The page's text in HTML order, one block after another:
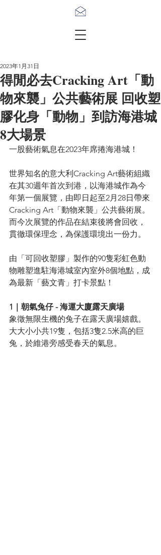
得閒必去Cracking Art「動
物來襲」公共藝術展 回收塑
膠化身「動物」到訪海港城
8大場景
2023年1月31日
一股藝術氣息在2023年席捲海港城！
世界知名的意大利Cracking Art藝術組織
在其30週年首次到港，以海港城作為今
年第一個展覽，由即日起至2月28日帶來
Cracking Art「動物來襲」公共藝術展。
而今次展覽的作品在結束後將會回收，
貫徹環保理念，為保護環境出一份力。
由「可回收塑膠」製作的90隻彩虹色動
物雕塑進駐海港城室內室外8個地點，成
為最新「藝文青」打卡景點！
1｜朝氣兔仔 - 海運大廈露天廣場
象徵無限生機的兔子在露天廣場嬉戲。
大大小小共19隻，包括3隻2.5米高的巨
兔，於維港旁感受春天的氣息。